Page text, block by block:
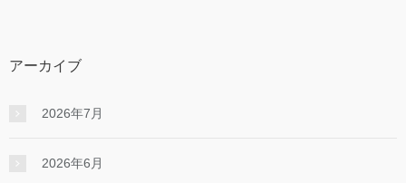
アーカイブ
2026年7月
2026年6月